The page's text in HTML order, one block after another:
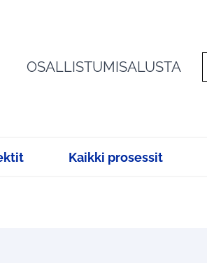
OSALLISTUMISALUSTA
Kaikki prosessit